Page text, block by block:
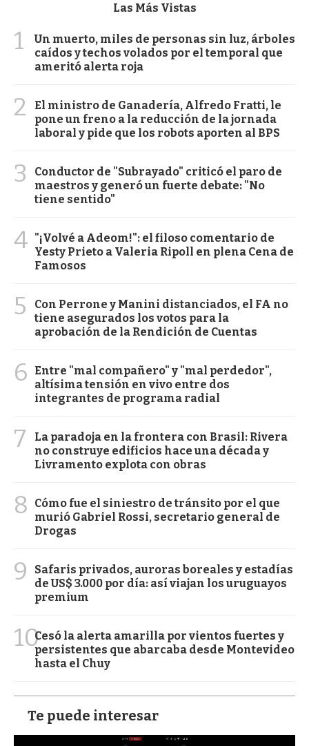
Las Más Vistas
1
Un muerto, miles de personas sin luz, árboles
caídos y techos volados por el temporal que
ameritó alerta roja
2
El ministro de Ganadería, Alfredo Fratti, le
pone un freno a la reducción de la jornada
laboral y pide que los robots aporten al BPS
3
Conductor de "Subrayado" criticó el paro de
maestros y generó un fuerte debate: "No
tiene sentido"
4 "¡Volvé a Adeom!": el filoso comentario de
Yesty Prieto a Valeria Ripoll en plena Cena de
Famosos
5
Con Perrone y Manini distanciados, el FA no
tiene asegurados los votos para la
aprobación de la Rendición de Cuentas
6
Entre "mal compañero" y "mal perdedor",
altísima tensión en vivo entre dos
integrantes de programa radial
7
La paradoja en la frontera con Brasil: Rivera
no construye edificios hace una década y
Livramento explota con obras
8
Cómo fue el siniestro de tránsito por el que
murió Gabriel Rossi, secretario general de
Drogas
9
Safaris privados, auroras boreales y estadías
de US$ 3.000 por día: así viajan los uruguayos
premium
10Cesó la alerta amarilla por vientos fuertes y
persistentes que abarcaba desde Montevideo
hasta el Chuy
Te puede interesar